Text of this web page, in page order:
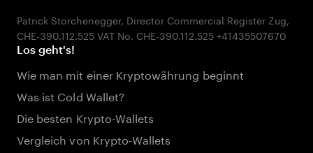
Patrick Storchenegger, Director Commercial Register Zug,
Los geht's!
Wie man mit einer Kryptowährung beginnt
Was ist Cold Wallet?
Die besten Krypto-Wallets
Vergleich von Krypto-Wallets